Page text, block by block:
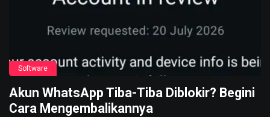
Software
Akun WhatsApp Tiba-Tiba Diblokir? Begini
Cara Mengembalikannya